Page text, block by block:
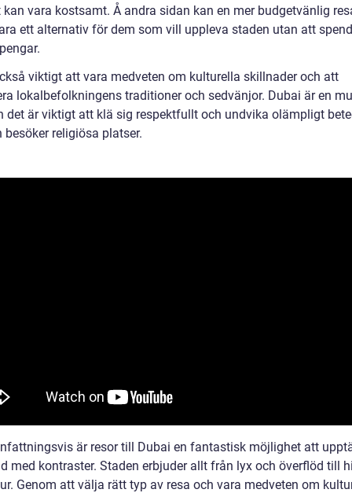
kan vara kostsamt. Å andra sidan kan en mer budgetvänlig
ett alternativ för dem som vill uppleva staden utan att
viktigt att vara medveten om kulturella skillnader och att
lokalbefolkningens traditioner och sedvänjor. Dubai är en
det är viktigt att klä sig respektfullt och undvika olämpligt
besöker religiösa platser.
är resor till Dubai en fantastisk möjlighet att
med kontraster. Staden erbjuder allt från lyx och överflöd till
Genom att välja rätt typ av resa och vara medveten om